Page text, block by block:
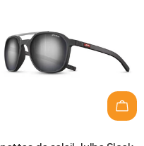
les options